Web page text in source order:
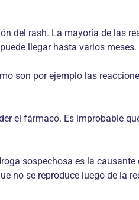
del rash. La mayoría de las
llegar hasta varios meses.
son por ejemplo las
el fármaco. Es improbable
sospechosa es la
no se reproduce luego de la